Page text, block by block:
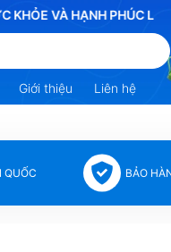
VÀ HẠNH PHÚC LÀ VÔ GIÁ
Giới thiệu Liên hệ
QUỐC BẢO